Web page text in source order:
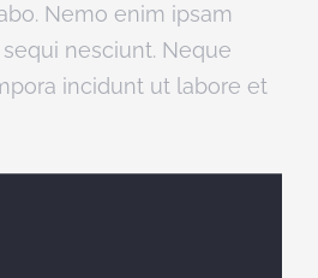
Nemo enim ipsam
nesciunt. Neque
incidunt ut labore et